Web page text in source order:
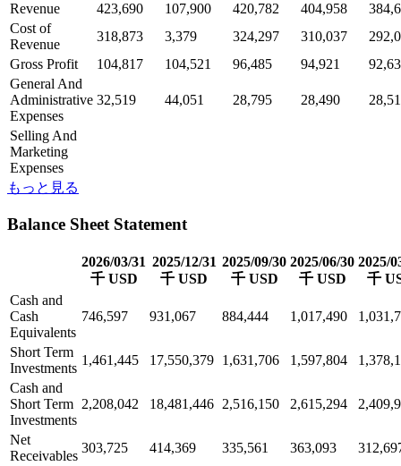
Revenue
423,690 107,900 420,782 404,958
Cost of
Revenue
318,873 3,379 324,297 310,037
Gross Profit
104,817 104,521 96,485 94,921
General And
Administrative
Expenses
32,519 44,051 28,795 28,490
Selling And
Marketing
Expenses
もっと見る
Balance Sheet Statement
2026/03/31
千 USD
2025/12/31
千 USD
2025/09/30
千 USD
2025/06/30
千 USD
2025/
千
Cash and
Cash
Equivalents
746,597 931,067 884,444 1,017,490
Short Term
Investments
1,461,445 17,550,379 1,631,706 1,597,804
Cash and
Short Term
Investments
2,208,042 18,481,446 2,516,150 2,615,294
Net
Receivables
303,725 414,369 335,561 363,093